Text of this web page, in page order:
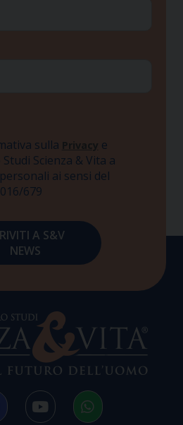
sulla Privacy e
Scienza & Vita a
ai sensi del
679